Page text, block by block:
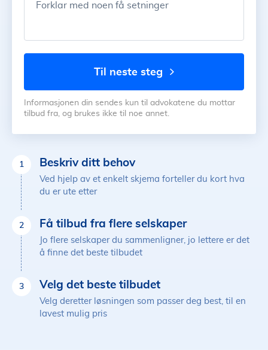
Forklar med noen få setninger
til neste steg
Informasjonen din sendes kun til advokatene du mottar
tilbud fra, og brukes ikke til noe annet.
1 Beskriv ditt behov
Ved hjelp av et enkelt skjema forteller du kort hva
du er ute etter
2 Få tilbud fra flere selskaper
Jo flere selskaper du sammenligner, jo lettere er det
å finne det beste tilbudet
3 Velg det beste tilbudet
Velg deretter løsningen som passer deg best, til en
lavest mulig pris